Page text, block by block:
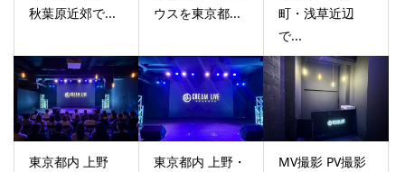
秋葉原近郊で...
ウスを東京都...
町・浅草近辺
で...
東京都内 上野
東京都内 上野・
MV撮影 PV撮影